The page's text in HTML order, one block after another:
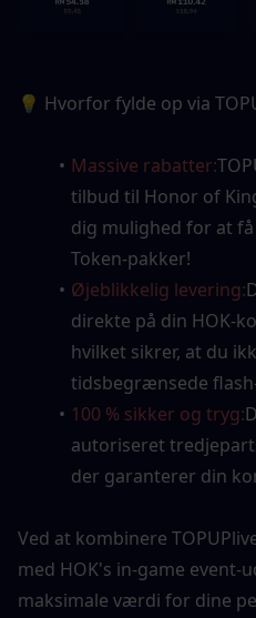
💡 Hvorfor fylde op via
Massive rabatter:
tilbud til Honor of
dig mulighed for at
Token-pakker!
Øjeblikkelig levering:
direkte på din HOK-
hvilket sikrer, at du
tidsbegrænsede
100 % sikker og tryg:
autoriseret
der garanterer din
Ved at kombinere
med HOK's in-game event-
maksimale værdi for dine